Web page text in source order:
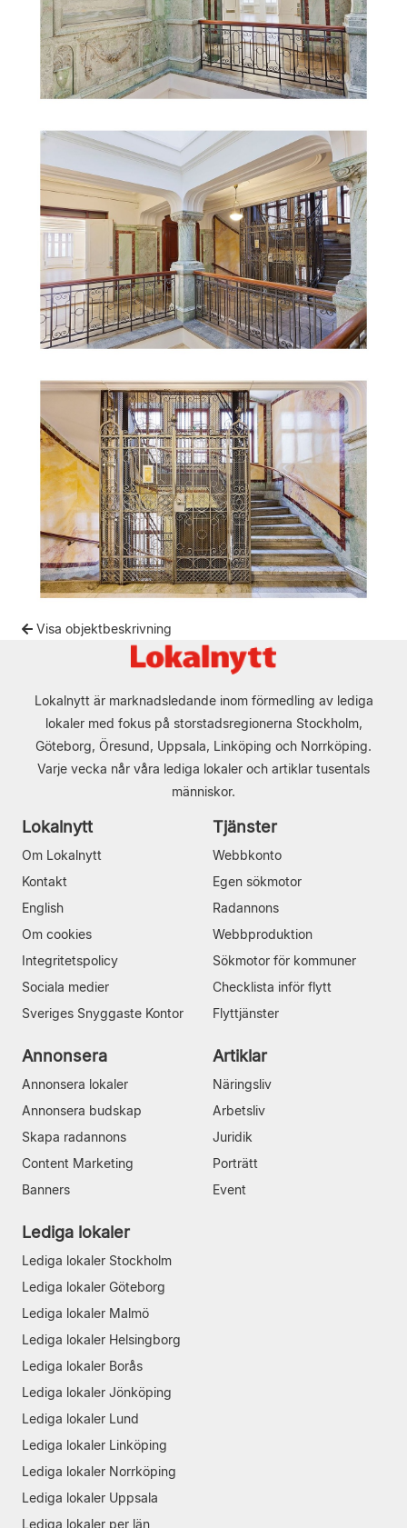
Visa objektbeskrivning
Lokalnytt är marknadsledande inom förmedling av lediga
lokaler med fokus på storstadsregionerna Stockholm,
Göteborg, Öresund, Uppsala, Linköping och Norrköping.
Varje vecka når våra lediga lokaler och artiklar tusentals
människor.
Lokalnytt
Om Lokalnytt
Kontakt
English
Om cookies
Integritetspolicy
Sociala medier
Sveriges Snyggaste Kontor
Tjänster
Webbkonto
Egen sökmotor
Radannons
Webbproduktion
Sökmotor för kommuner
Checklista inför flytt
Flyttjänster
Annonsera
Annonsera lokaler
Annonsera budskap
Skapa radannons
Content Marketing
Banners
Artiklar
Näringsliv
Arbetsliv
Juridik
Porträtt
Event
Lediga lokaler
Lediga lokaler Stockholm
Lediga lokaler Göteborg
Lediga lokaler Malmö
Lediga lokaler Helsingborg
Lediga lokaler Borås
Lediga lokaler Jönköping
Lediga lokaler Lund
Lediga lokaler Linköping
Lediga lokaler Norrköping
Lediga lokaler Uppsala
Lediga lokaler per län